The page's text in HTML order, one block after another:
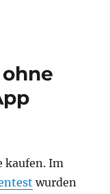
kaufen. Im
wurden